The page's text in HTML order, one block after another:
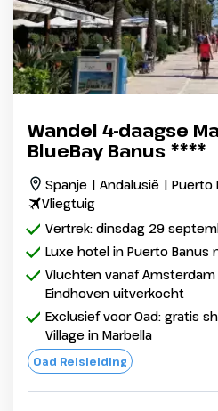
Wandel 4-daagse
BlueBay Banus ****
Spanje | Andalusië | Puerto
Vliegtuig
Vertrek: dinsdag 29
Luxe hotel in Puerto Banus
Vluchten vanaf
Eindhoven uitverkocht
Exclusief voor Oad: gratis
Village in Marbella
Oad Reisleiding